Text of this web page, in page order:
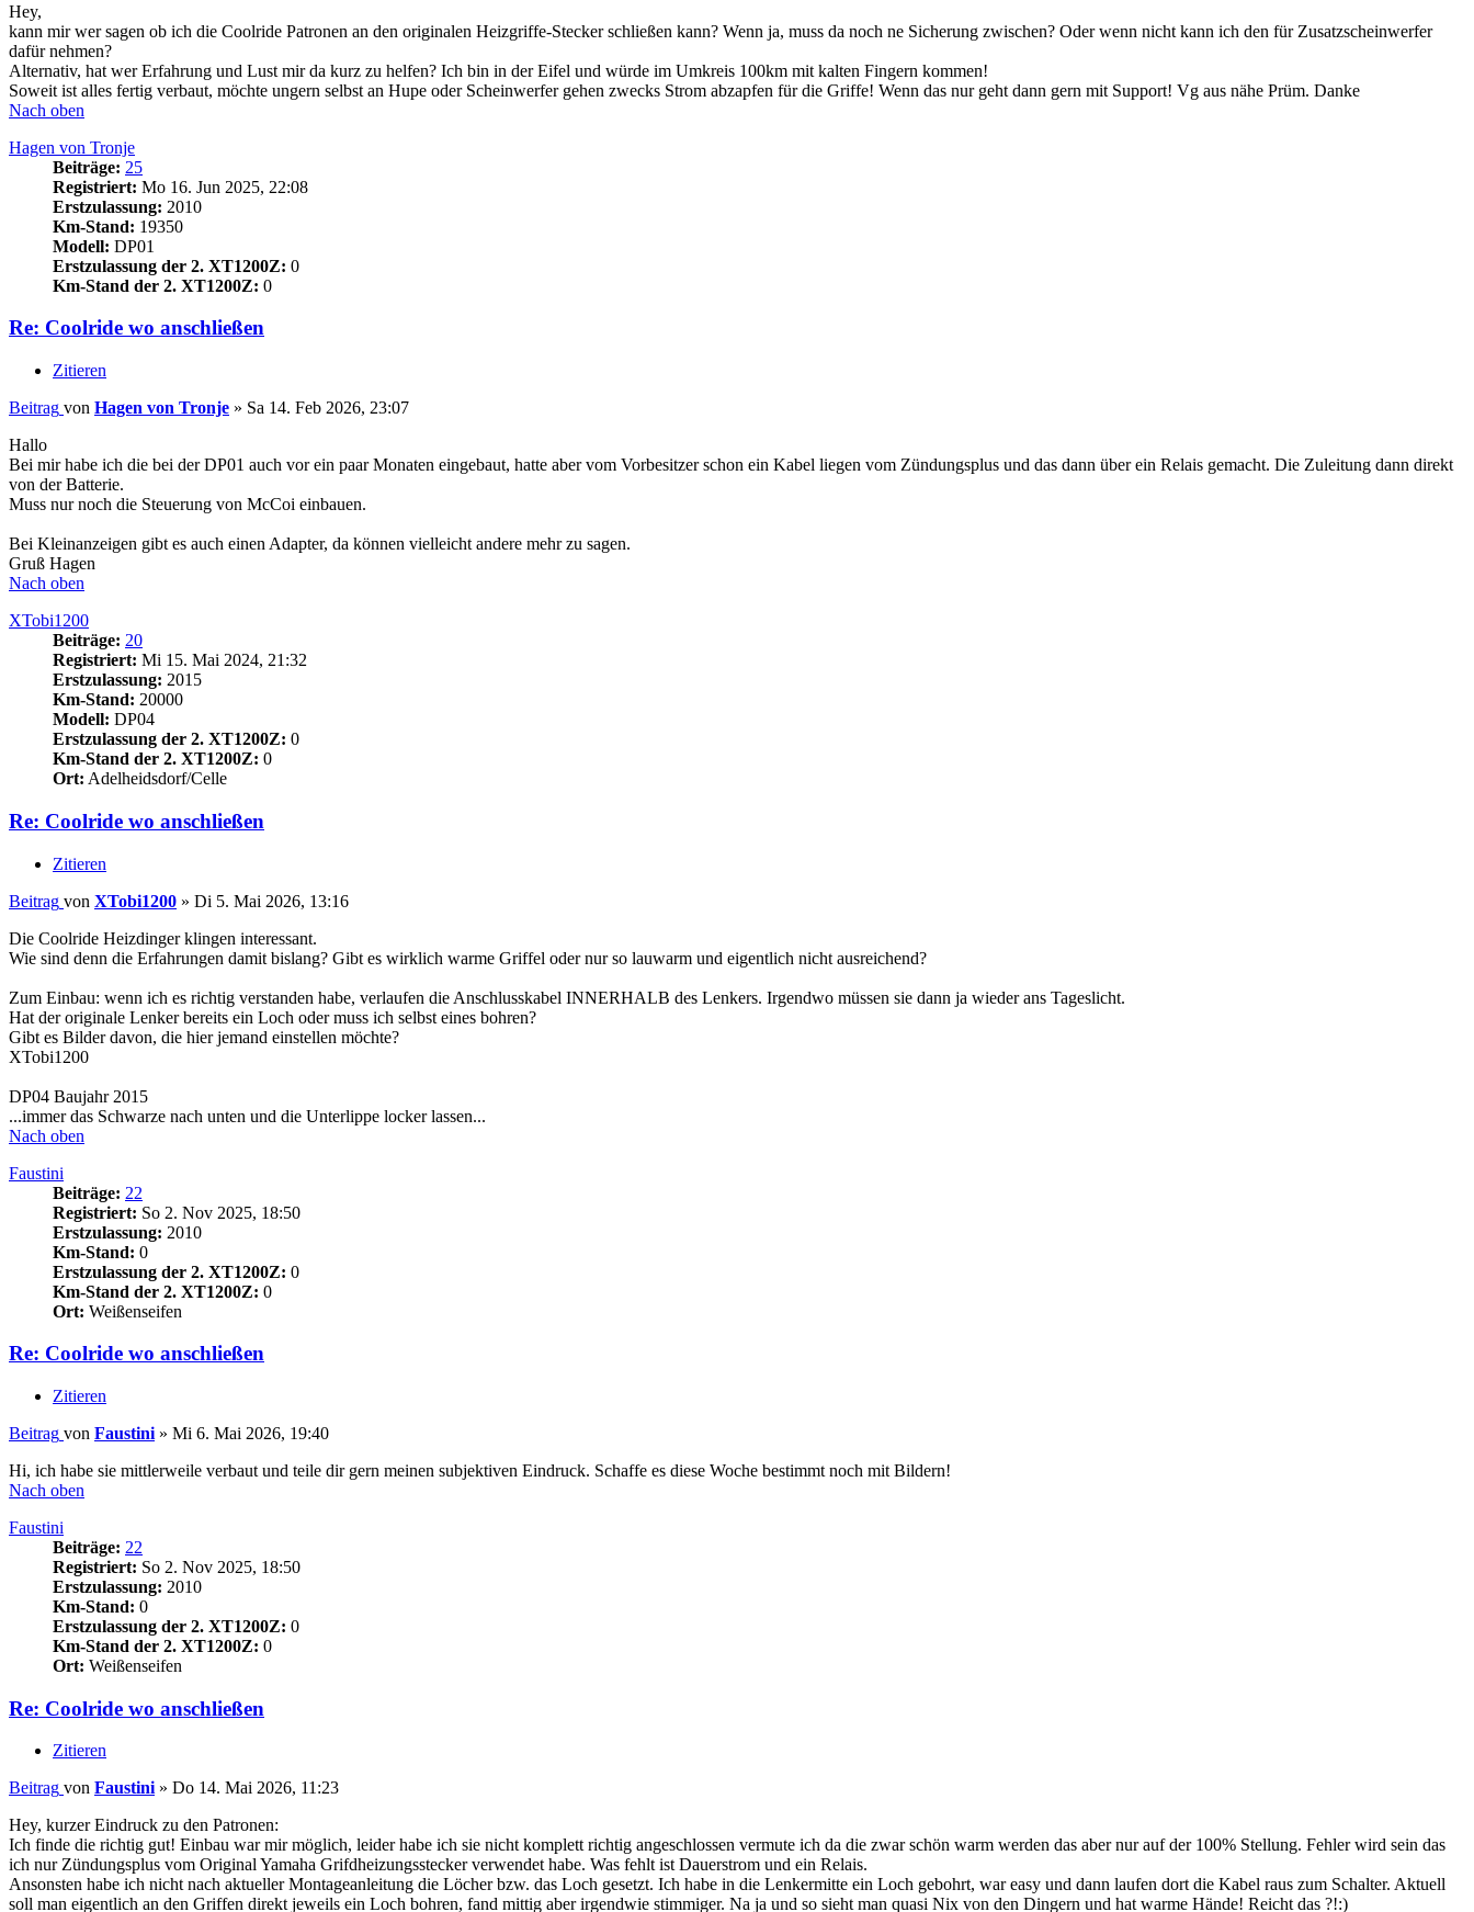
Hey,
kann mir wer sagen ob ich die Coolride Patronen an den originalen Heizgriffe-Stecker schließen kann? Wenn ja, muss da noch ne Sicherung zwischen? Oder wenn nicht kann ich den für Zusatzscheinwerfer
dafür nehmen?
Alternativ, hat wer Erfahrung und Lust mir da kurz zu helfen? Ich bin in der Eifel und würde im Umkreis 100km mit kalten Fingern kommen!
Soweit ist alles fertig verbaut, möchte ungern selbst an Hupe oder Scheinwerfer gehen zwecks Strom abzapfen für die Griffe! Wenn das nur geht dann gern mit Support! Vg aus nähe Prüm. Danke
Nach oben
Hagen von Tronje
Beiträge: 25
Registriert: Mo 16. Jun 2025, 22:08
Erstzulassung: 2010
Km-Stand: 19350
Modell: DP01
Erstzulassung der 2. XT1200Z: 0
Km-Stand der 2. XT1200Z: 0
Re: Coolride wo anschließen
Zitieren
Beitrag von Hagen von Tronje » Sa 14. Feb 2026, 23:07
Hallo
Bei mir habe ich die bei der DP01 auch vor ein paar Monaten eingebaut, hatte aber vom Vorbesitzer schon ein Kabel liegen vom Zündungsplus und das dann über ein Relais gemacht. Die Zuleitung dann direkt
von der Batterie.
Muss nur noch die Steuerung von McCoi einbauen.
Bei Kleinanzeigen gibt es auch einen Adapter, da können vielleicht andere mehr zu sagen.
Gruß Hagen
Nach oben
XTobi1200
Beiträge: 20
Registriert: Mi 15. Mai 2024, 21:32
Erstzulassung: 2015
Km-Stand: 20000
Modell: DP04
Erstzulassung der 2. XT1200Z: 0
Km-Stand der 2. XT1200Z: 0
Ort: Adelheidsdorf/Celle
Re: Coolride wo anschließen
Zitieren
Beitrag von XTobi1200 » Di 5. Mai 2026, 13:16
Die Coolride Heizdinger klingen interessant.
Wie sind denn die Erfahrungen damit bislang? Gibt es wirklich warme Griffel oder nur so lauwarm und eigentlich nicht ausreichend?
Zum Einbau: wenn ich es richtig verstanden habe, verlaufen die Anschlusskabel INNERHALB des Lenkers. Irgendwo müssen sie dann ja wieder ans Tageslicht.
Hat der originale Lenker bereits ein Loch oder muss ich selbst eines bohren?
Gibt es Bilder davon, die hier jemand einstellen möchte?
XTobi1200
DP04 Baujahr 2015
...immer das Schwarze nach unten und die Unterlippe locker lassen...
Nach oben
Faustini
Beiträge: 22
Registriert: So 2. Nov 2025, 18:50
Erstzulassung: 2010
Km-Stand: 0
Erstzulassung der 2. XT1200Z: 0
Km-Stand der 2. XT1200Z: 0
Ort: Weißenseifen
Re: Coolride wo anschließen
Zitieren
Beitrag von Faustini » Mi 6. Mai 2026, 19:40
Hi, ich habe sie mittlerweile verbaut und teile dir gern meinen subjektiven Eindruck. Schaffe es diese Woche bestimmt noch mit Bildern!
Nach oben
Faustini
Beiträge: 22
Registriert: So 2. Nov 2025, 18:50
Erstzulassung: 2010
Km-Stand: 0
Erstzulassung der 2. XT1200Z: 0
Km-Stand der 2. XT1200Z: 0
Ort: Weißenseifen
Re: Coolride wo anschließen
Zitieren
Beitrag von Faustini» Do 14. Mai 2026, 11:23
Hey, kurzer Eindruck zu den Patronen:
Ich finde die richtig gut! Einbau war mir möglich, leider habe ich sie nicht komplett richtig angeschlossen vermute ich da die zwar schön warm werden das aber nur auf der 100% Stellung. Fehler wird sein das
ich nur Zündungsplus vom Original Yamaha Grifdheizungsstecker verwendet habe. Was fehlt ist Dauerstrom und ein Relais.
Ansonsten habe ich nicht nach aktueller Montageanleitung die Löcher bzw. das Loch gesetzt. Ich habe in die Lenkermitte ein Loch gebohrt, war easy und dann laufen dort die Kabel raus zum Schalter. Aktuell
soll man eigentlich an den Griffen direkt jeweils ein Loch bohren, fand mittig aber irgendwie stimmiger. Na ja und so sieht man quasi Nix von den Dingern und hat warme Hände! Reicht das ?!:)